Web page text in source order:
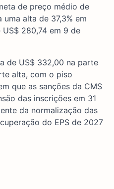
de preço médio de
alta de 37,3% em
280,74 em 9 de
de US$ 332,00 na parte
alta, com o piso
que as sanções da CMS
das inscrições em 31
da normalização das
do EPS de 2027